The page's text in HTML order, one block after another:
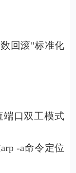
回滚"标准化
端口双工模式
-a命令定位